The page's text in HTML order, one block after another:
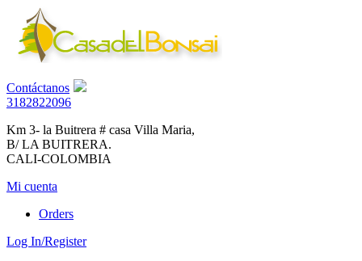
Contáctanos
3182822096
Km 3- la Buitrera # casa Villa Maria,
B/ LA BUITRERA.
CALI-COLOMBIA
Mi cuenta
Orders
Log In/Register